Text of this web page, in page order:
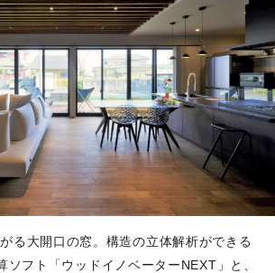
る大開口の窓。構造の立体解析ができる
ソフト「ウッドイノベーターNEXT」と、